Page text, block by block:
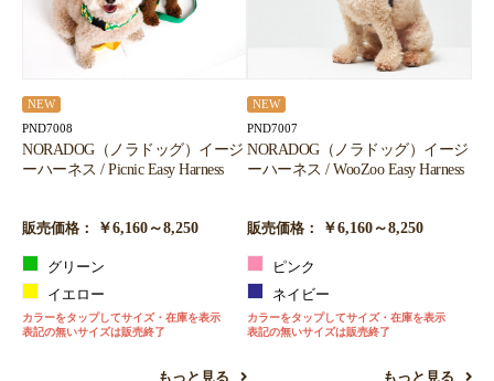
NEW
PND7008
NORADOG（ノラドッグ）イージ
ーハーネス / Picnic Easy Harness
販売価格： ￥6,160～8,250
グリーン
イエロー
カラーをタップしてサイズ・在庫を表示
表記の無いサイズは販売終了
もっと見る
NEW
PND7007
NORADOG（ノラドッグ）イージ
ーハーネス / WooZoo Easy Harness
販売価格： ￥6,160～8,250
ピンク
ネイビー
カラーをタップしてサイズ・在庫を表示
表記の無いサイズは販売終了
もっと見る